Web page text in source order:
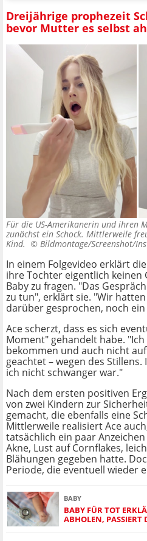
Dreijährige prophezeit
bevor Mutter es selbst
Für die US-Amerikanerin und ihren
zunächst ein Schock. Mittlerweile
Kind. © Bildmontage/Screenshot/
In einem Folgevideo erklärt
ihre Tochter eigentlich keinen
Baby zu fragen. "Das
zu tun", erklärt sie. "Wir
darüber gesprochen, noch ein
Ace scherzt, dass es sich
Moment" gehandelt habe.
bekommen und auch nicht
geachtet – wegen des
ich nicht schwanger war."
Nach dem ersten positiven
von zwei Kindern zur
gemacht, die ebenfalls eine
Mittlerweile realisiert Ace
tatsächlich ein paar
Akne, Lust auf Cornflakes,
Blähungen gegeben hatte.
Periode, die eventuell wieder
BABY
BABY FÜR TOT
ABHOLEN, PASSIERT